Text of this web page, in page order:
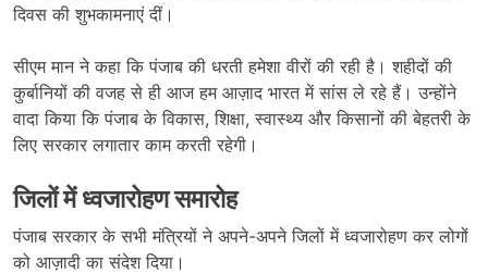
दिवस की शुभकामनाएं दीं।
सीएम मान ने कहा कि पंजाब की धरती हमेशा वीरों की रही है। शहीदों की
कुर्बानियों की वजह से ही आज हम आज़ाद भारत में सांस ले रहे हैं। उन्होंने
वादा किया कि पंजाब के विकास, शिक्षा, स्वास्थ्य और किसानों की बेहतरी के
लिए सरकार लगातार काम करती रहेगी।
जिलों में ध्वजारोहण समारोह
पंजाब सरकार के सभी मंत्रियों ने अपने-अपने जिलों में ध्वजारोहण कर लोगों
को आज़ादी का संदेश दिया।